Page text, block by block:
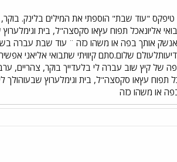
"עוד שבת" הוספתי את המילים בלינק. בוקר,
אליונאכל תפוח עץאו סקסצה"ל, בית
אותך בפה או משהו כזה ¨ עוד שבת עברה
שלום.סתם קיוויתי שתבואי
של קיץ שוב עברה לי בלעדייך בוקר, צהריים,
תפוח עץאו סקסצה"ל, בית וגימלערוץ שבעוהולך
או משהו כזה